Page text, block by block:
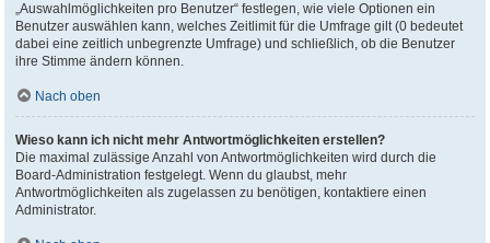
„Auswahlmöglichkeiten pro Benutzer“ festlegen, wie viele Optionen ein
Benutzer auswählen kann, welches Zeitlimit für die Umfrage gilt (0 bedeutet
dabei eine zeitlich unbegrenzte Umfrage) und schließlich, ob die Benutzer
ihre Stimme ändern können.
Nach oben
Wieso kann ich nicht mehr Antwortmöglichkeiten erstellen?
Die maximal zulässige Anzahl von Antwortmöglichkeiten wird durch die
Board-Administration festgelegt. Wenn du glaubst, mehr
Antwortmöglichkeiten als zugelassen zu benötigen, kontaktiere einen
Administrator.